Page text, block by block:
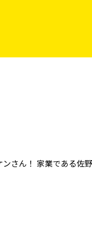
さん！ 家業である佐